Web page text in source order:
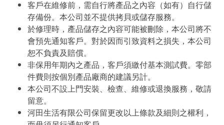
客戶在維修前，需自行將產品之內容（如有）自行儲
存備份。本公司並不提供拷貝或儲存服務。
於修理時，產品儲存之內容可能被刪除，本公司將不
會預先通知客戶。對於因而引致資料之損失，本公司
恕不負責及賠償。
非保用年期內之產品，客戶須繳付基本測試費。零部
件費則按個別產品廠商的建議另計。
本公司不設上門安裝、檢查、維修或退換服務，敬請
留意。
河田生活有限公司保留更改以上條款及細則之權利，